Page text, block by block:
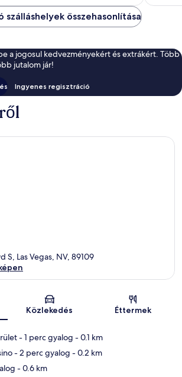
szálláshelyek összehasonlítása
a jogosul kedvezményekért és extrákért. Több
jutalom jár!
Ingyenes regisztráció
Térkép
S, Las Vegas, NV, 89109
Közlekedés Éttermek
- 1 perc gyalog - 0.1 km
- 2 perc gyalog - 0.2 km
- 0.6 km